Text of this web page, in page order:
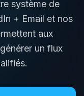
système de
+ Email et nos
aux
un flux